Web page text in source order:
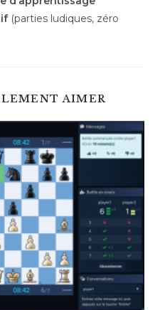
(parties ludiques, zéro
AIMER